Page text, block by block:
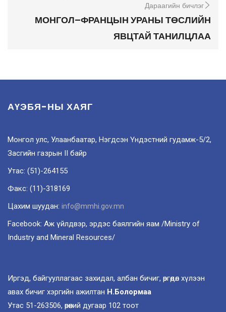
Дараагийн бичлэг
МОНГОЛ–ФРАНЦЫН УРАНЫ ТӨСЛИЙН
ЯВЦТАЙ ТАНИЛЦЛАА
АҮЭБЯ-НЫ ХАЯГ
Монгол улс, Улаанбаатар, Нэгдсэн Үндэстний гудамж-5/2,
Засгийн газрын II байр
Утас: (51)-264155
Факс: (11)-318169
Цахим шуудан: info@mmhi.gov.mn
Facebook: Аж үйлдвэр, эрдэс баялгийн яам /Ministry of
Industry and Mineral Resources/
Иргэд, байгууллагаас захидал, албан бичиг, өргөдөл хүлээн
авах бичиг хэргийн ажилтан Н.Болормаа
Утас 51-263506, өрөөний дугаар 102 тоот